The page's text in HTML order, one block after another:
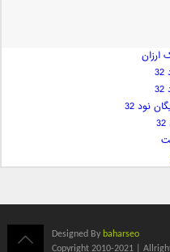
ارزان
نود 32
Designed By baharseo
Copyright 2010-2021 |